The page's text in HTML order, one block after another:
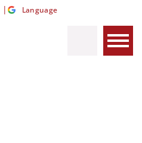
| Language